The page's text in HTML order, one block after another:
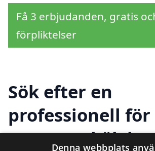
Få 3 erbjudanden, gratis
förpliktelser
Sök efter en
professionell för
renovera kök i
Denna webbplats